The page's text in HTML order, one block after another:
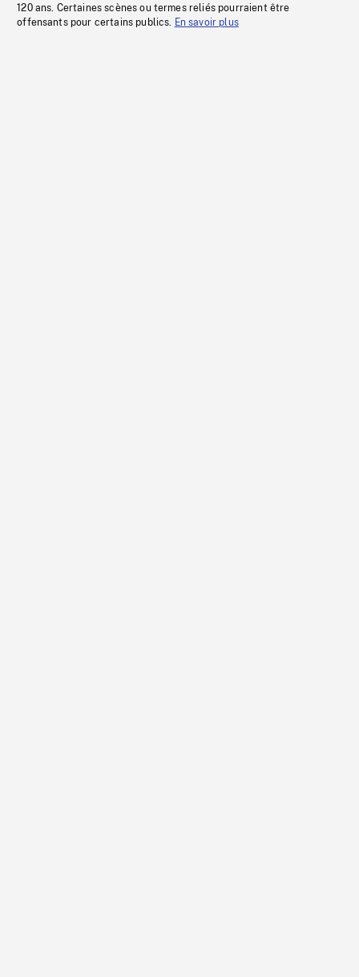
120 ans. Certaines scènes ou termes reliés pourraient être
offensants pour certains publics. En savoir plus